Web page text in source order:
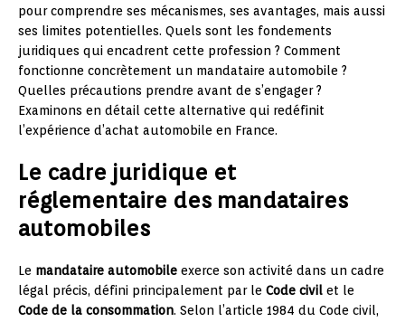
pour comprendre ses mécanismes, ses avantages, mais aussi
ses limites potentielles. Quels sont les fondements
juridiques qui encadrent cette profession ? Comment
fonctionne concrètement un mandataire automobile ?
Quelles précautions prendre avant de s’engager ?
Examinons en détail cette alternative qui redéfinit
l’expérience d’achat automobile en France.
Le cadre juridique et
réglementaire des mandataires
automobiles
Le mandataire automobile exerce son activité dans un cadre
légal précis, défini principalement par le Code civil et le
Code de la consommation. Selon l’article 1984 du Code civil,